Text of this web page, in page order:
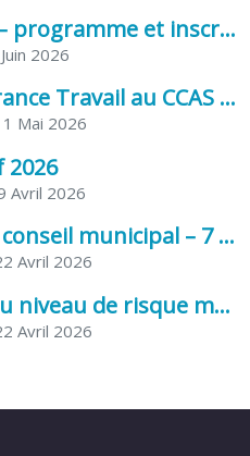
Tribu de Nava – programme et inscriptions été 2026
2026
Permanence France Travail au CCAS de Saujon Juin 2026
Mai 2026
Avril 2026
Compte rendu conseil municipal – 7 avril 2026
Avril 2026
Abaissement au niveau de risque modéré de l’Influenza aviaire
Avril 2026